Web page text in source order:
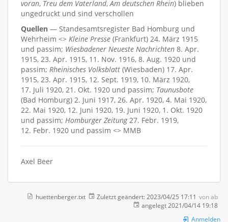
voran, Treu dem Vaterland, Am deutschen Rhein) blieben
ungedruckt und sind verschollen
Quellen — Standesamtsregister Bad Homburg und
Wehrheim <> Kleine Presse (Frankfurt) 24. März 1915
und passim; Wiesbadener Neueste Nachrichten 8. Apr.
1915, 23. Apr. 1915, 11. Nov. 1916, 8. Aug. 1920 und
passim; Rheinisches Volksblatt (Wiesbaden) 17. Apr.
1915, 23. Apr. 1915, 12. Sept. 1919, 10. März 1920,
17. Juli 1920, 21. Okt. 1920 und passim; Taunusbote
(Bad Homburg) 2. Juni 1917, 26. Apr. 1920, 4. Mai 1920,
22. Mai 1920, 12. Juni 1920, 19. Juni 1920, 1. Okt. 1920
und passim; Homburger Zeitung27. Febr. 1919,
12. Febr. 1920 und passim <> MMB
Axel Beer
huettenberger.txt Zuletzt geändert: 2023/04/25 17:11 vonab
angelegt 2021/04/14 19:18
Anmelden